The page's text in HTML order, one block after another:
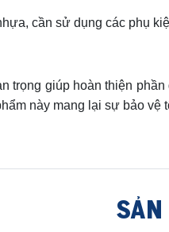
cần sử dụng các phụ
trọng giúp hoàn thiện
này mang lại sự bảo
SẢN